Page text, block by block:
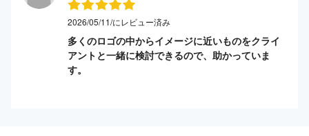
2026/05/11/にレビュー済み
多くのロゴの中からイメージに近いものをクライ
アントと一緒に検討できるので、助かっていま
す。